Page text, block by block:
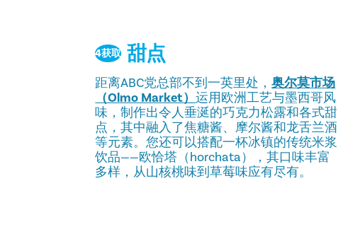
4获取 甜点
距离ABC党总部不到一英里处，奥尔莫市场
（Olmo Market）运用欧洲工艺与墨西哥风
味，制作出令人垂涎的巧克力松露和各式甜
点，其中融入了焦糖酱、摩尔酱和龙舌兰酒
等元素。您还可以搭配一杯冰镇的传统米浆
饮品——欧恰塔（horchata），其口味丰富
多样，从山核桃味到草莓味应有尽有。